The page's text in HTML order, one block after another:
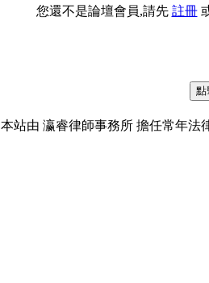
您還不是論壇會員,請先 註冊
本站由 瀛睿律師事務所 擔任常年法